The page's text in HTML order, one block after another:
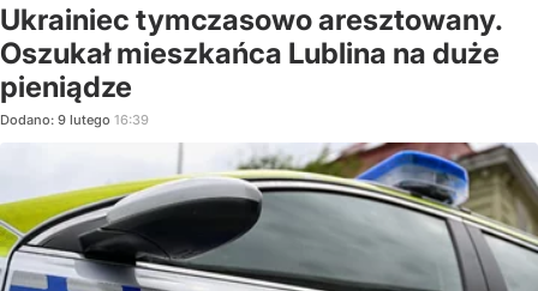
Ukrainiec tymczasowo aresztowany.
Oszukał mieszkańca Lublina na duże
pieniądze
Dodano: 9 lutego 16:39